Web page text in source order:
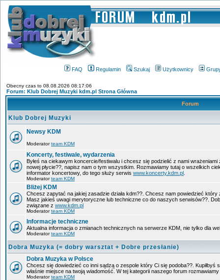
FAQ Regulamin Szukaj Użytkownicy
Obecny czas to 08.08.2026 08:17:06
Forum: Klub Dobrej Muzyki kdm.pl Strona Główna
Forum
Klub Dobrej Muzyki
Newsy KDM
Moderatorteam KDM
Koncerty, festiwale, wydarzenia
Byłeś na ciekawym koncercie/festiwalu i chcesz się podzielić z nami
nowej płycie??, napisz nam o tym wszystkim. Rozmawiamy tutaj o wszelkich
informator koncertowy, do tego służy serwis www.koncerty.kdm.pl
Moderatorteam KDM
Bliżej KDM
Chcesz zapytać na jakiej zasadzie działa kdm??. Chcesz nam powiedzieć
Masz jakieś uwagi merytoryczne lub techniczne co do naszych serwisów??.
związane z www.kdm.pl
Moderatorteam KDM
Informacje techniczne
Aktualna informacja o zmianach technicznych na serwerze KDM, nie tylko dla
Moderatorteam KDM
Dobra Muzyka (= dobry warsztat + Dobre przesłanie)
Dobra Muzyka w Polsce
Chcesz się dowiedzieć co inni sądzą o zespole który Ci się podoba??. Kupiłbyś
właśnie miejsce na twoją wiadomość. W tej kategorii naszego forum
Moderatorteam KDM